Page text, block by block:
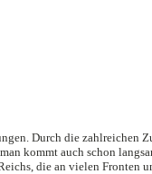
Durch die zahlreichen
kommt auch schon
die an vielen Fronten